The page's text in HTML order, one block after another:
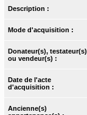
Description :
Mode d'acquisition :
Donateur(s), testateur(s)
ou vendeur(s) :
Date de l'acte
d'acquisition :
Ancienne(s)